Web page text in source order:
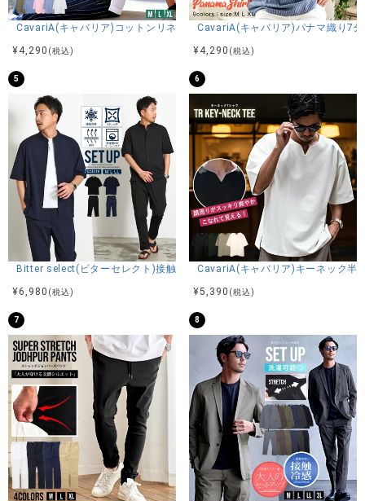
CavariA(キャバリア)コットンリネンホリゾンタルカラー7分袖カプリシャ
¥4,290 (税込)
CavariA(キャバリア)パナマ織り7
¥4,290 (税込)
5
Bitter select(ビターセレクト)接触冷感スーパーストレッチバンドカラー
¥6,980 (税込)
6
CavariA(キャバリア)キーネック半
¥5,390 (税込)
7 8